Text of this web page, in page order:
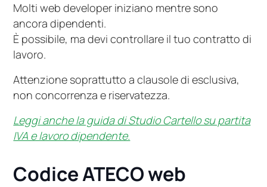
Molti web developer iniziano mentre sono
ancora dipendenti.
È possibile, ma devi controllare il tuo contratto di
lavoro.
Attenzione soprattutto a clausole di esclusiva,
non concorrenza e riservatezza.
Leggi anche la guida di Studio Cartello su partita
IVA e lavoro dipendente.
Codice ATECO web